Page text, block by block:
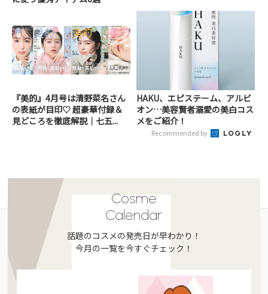
『美的』4月号は清野菜名さん
の表紙が目印♡ 超豪華付録＆
見どころを徹底解説｜七五...
HAKU、エピステーム、アルビ
オン…美容賢者溺愛の美白コス
メをご紹介！
Recommended by
Cosme
Calendar
話題のコスメの発売日が早わかり！
今月の一覧を今すぐチェック！